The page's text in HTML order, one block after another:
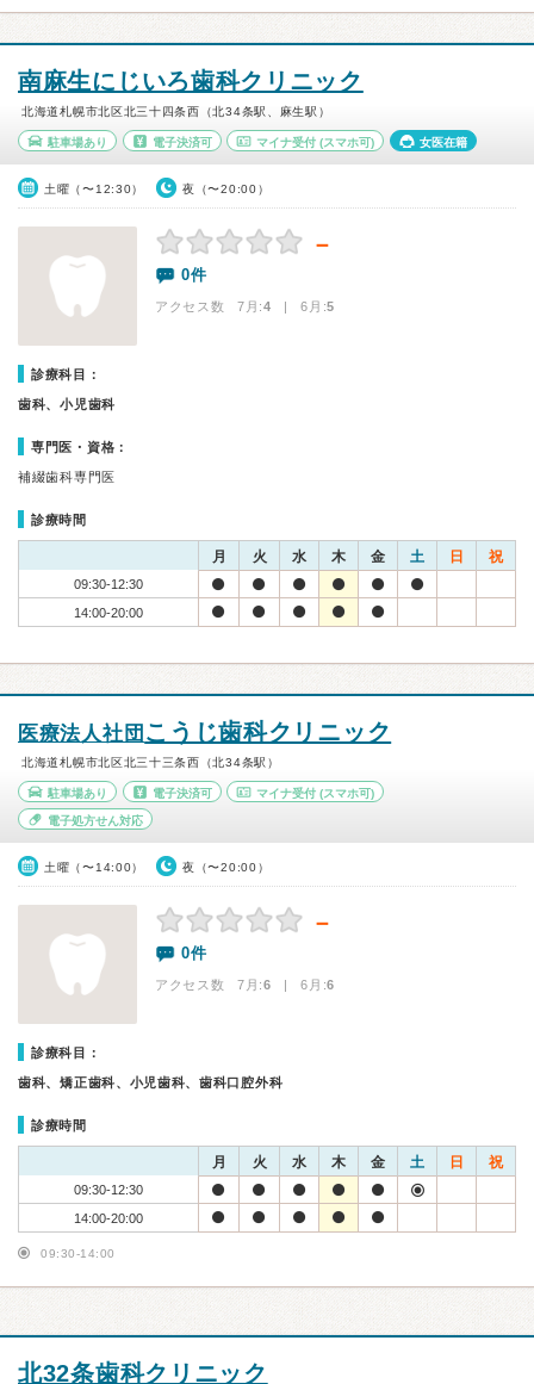
南麻生にじいろ歯科クリニック
北海道札幌市北区北三十四条西（北34条駅、麻生駅）
駐車場あり 電子決済可 マイナ受付 (スマホ可) 女医在籍
土曜（〜12:30） 夜（〜20:00）
－
0件
アクセス数 7月:4 | 6月:5
診療科目：
歯科、小児歯科
専門医・資格：
補綴歯科専門医
診療時間
月 火 水 木 金 土 日 祝
09:30-12:30
14:00-20:00
医療法人社団 こうじ歯科クリニック
北海道札幌市北区北三十三条西（北34条駅）
駐車場あり 電子決済可 マイナ受付 (スマホ可)
電子処方せん対応
土曜（〜14:00） 夜（〜20:00）
－
0件
アクセス数 7月:6 | 6月:6
診療科目：
歯科、矯正歯科、小児歯科、歯科口腔外科
診療時間
月 火 水 木 金 土 日 祝
09:30-12:30
14:00-20:00
09:30-14:00
北32条歯科クリニック